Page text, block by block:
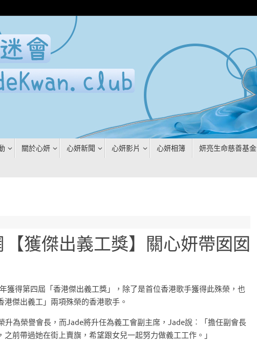
關於心妍 心妍新聞 心妍影片 心妍相簿 妍亮生命慈善基金
【獲傑出義工獎】關心妍帶囡囡
獲得第四屆「香港傑出義工獎」，除了是首位香港歌手獲得此殊榮，也
傑出義工」兩項殊榮的香港歌手。
為榮譽會長，而Jade將升任為義工會副主席，Jade說︰「擔任副會長
前帶過她在街上賣旗，希望跟女兒一起努力做義工工作。」